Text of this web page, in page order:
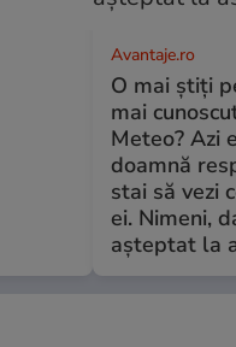
Avantaje.ro
O mai știți
mai
Meteo? Azi
doamnă
stai să vezi
ei. Nimeni,
așteptat la